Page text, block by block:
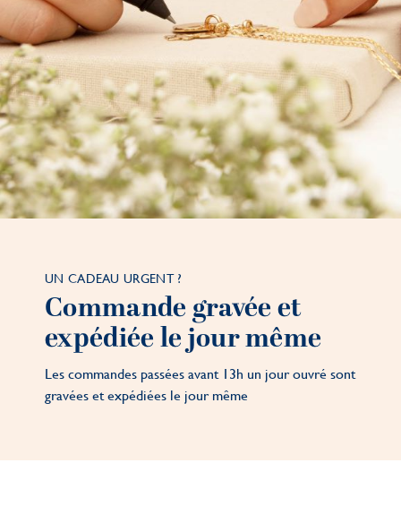
UN CADEAU URGENT ?
Commande gravée et
expédiée le jour même
Les commandes passées avant 13h un jour ouvré sont
gravées et expédiées le jour même